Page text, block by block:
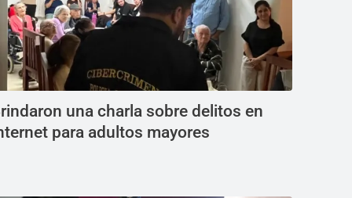
una charla sobre delitos en
para adultos mayores